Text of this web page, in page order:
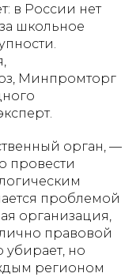
в России нет
школьное
Минпромторг
орган, —
провести
проблемой
организация,
правовой
но
регионом